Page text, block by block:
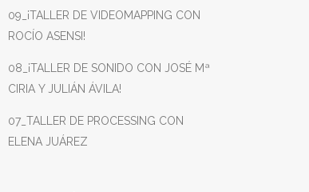
09_¡TALLER DE VIDEOMAPPING CON
ROCÍO ASENSI!
08_¡TALLER DE SONIDO CON JOSÉ Mª
CIRIA Y JULIÁN ÁVILA!
07_TALLER DE PROCESSING CON
ELENA JUÁREZ